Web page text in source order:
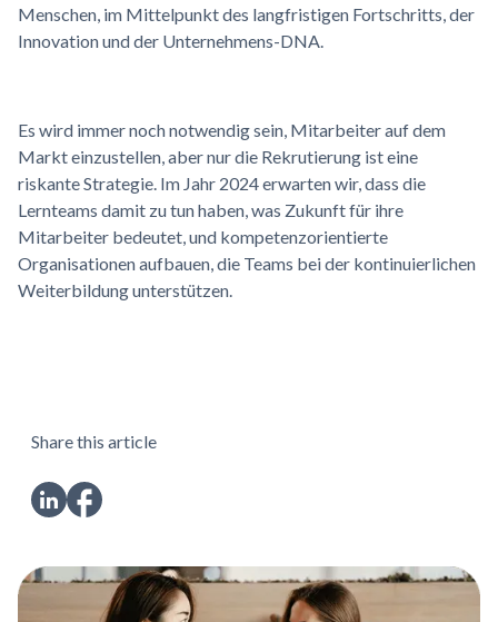
Menschen, im Mittelpunkt des langfristigen Fortschritts, der
Innovation und der Unternehmens-DNA.
Es wird immer noch notwendig sein, Mitarbeiter auf dem
Markt einzustellen, aber nur die Rekrutierung ist eine
riskante Strategie. Im Jahr 2024 erwarten wir, dass die
Lernteams damit zu tun haben, was Zukunft für ihre
Mitarbeiter bedeutet, und kompetenzorientierte
Organisationen aufbauen, die Teams bei der kontinuierlichen
Weiterbildung unterstützen.
Share this article